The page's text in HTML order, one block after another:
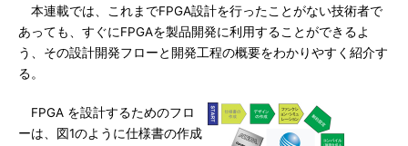
本連載では、これまでFPGA設計を行ったことがない技術者で
あっても、すぐにFPGAを製品開発に利用することができるよ
う、その設計開発フローと開発工程の概要をわかりやすく紹介す
る。
FPGA を設計するためのフロ
ーは、図1のように仕様書の作成